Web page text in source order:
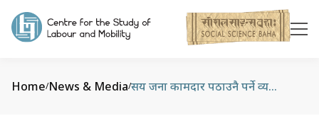
Home/News & Media/ सय जना कामदार पठाउनै पर्ने व्यवस्था हटाउन माग गर्दै म्यानपावर व्यवसायीले बुझाए ज्ञापनपत्र